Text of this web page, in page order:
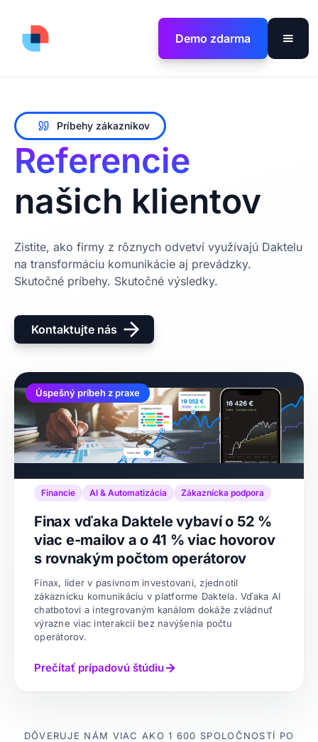
Demo zdarma
Príbehy zákazníkov
Referencie
našich klientov
Zistite, ako firmy z rôznych odvetví využívajú Daktelu
na transformáciu komunikácie aj prevádzky.
Skutočné príbehy. Skutočné výsledky.
Kontaktujte nás
Úspešný príbeh z praxe
Financie AI & Automatizácia Zákaznícka podpora
Finax vďaka Daktele vybaví o 52 %
viac e-mailov a o 41 % viac hovorov
s rovnakým počtom operátorov
Finax, líder v pasívnom investovaní, zjednotil
zákaznícku komunikáciu v platforme Daktela. Vďaka AI
chatbotovi a integrovaným kanálom dokáže zvládnuť
výrazne viac interakcií bez navýšenia počtu
operátorov.
Prečítať prípadovú štúdiu
DÔVERUJE NÁM VIAC AKO 1 600 SPOLOČNOSTÍ PO